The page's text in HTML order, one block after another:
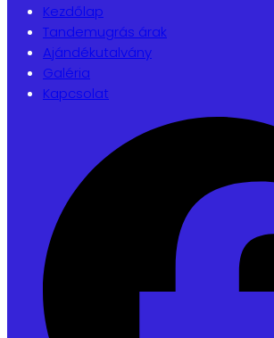
Kezdőlap
Tandemugrás árak
Ajándékutalvány
Galéria
Kapcsolat